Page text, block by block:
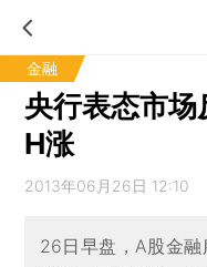
金融
央行表态市
H涨
2013年06月26日 12:10
26日早盘，A股金